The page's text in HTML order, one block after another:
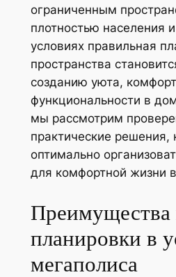
ограниченным
плотностью населения
условиях правильная
пространства
созданию уюта,
функциональности в
мы рассмотрим
практические решения,
оптимально
для комфортной жизни
Преимущества
планировки в
мегаполиса